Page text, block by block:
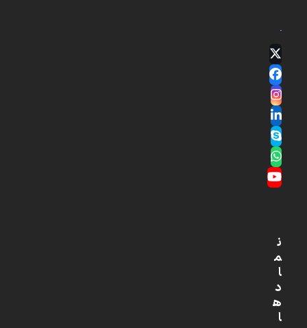
Twitter
(deprecated)
Facebook
Instagram
LinkedIn
Skype
Whatsapp
YouTube
ن
م
ا
د
ه
ا